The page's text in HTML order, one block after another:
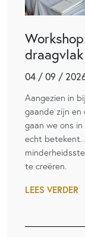
draagvlak
04 / 09 /
Aangezien in
gaande zijn
gaan we ons
echt betekent.
te creëren.
LEES VERDER